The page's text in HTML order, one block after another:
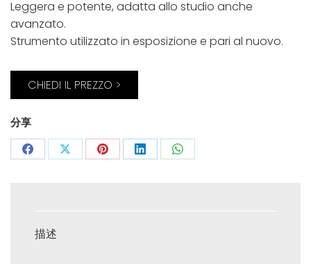
Leggera e potente, adatta allo studio anche
avanzato.
Strumento utilizzato in esposizione e pari al nuovo.
CHIEDI IL PREZZO >
分享
Share Share Share Share Share
描述